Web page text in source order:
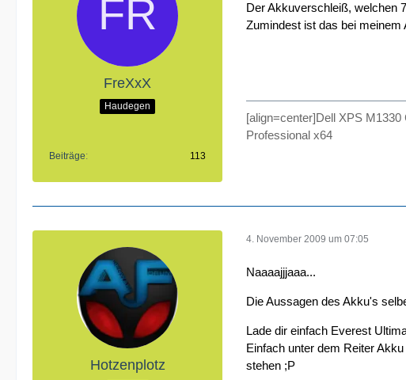
FreXxX
Haudegen
Beiträge 113
Der Akkuverschleiß, welchen
Zumindest ist das bei meinem
[align=center]Dell XPS
Professional x64
Hotzenplotz
4. November 2009 um 07:05
Naaaajjjaaa...
Die Aussagen des Akku's
Lade dir einfach Everest
Einfach unter dem Reiter
stehen ;P